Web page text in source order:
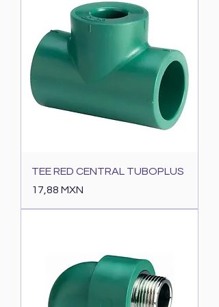
TEE RED CENTRAL TUBOPLUS
Precio
17,88 MXN